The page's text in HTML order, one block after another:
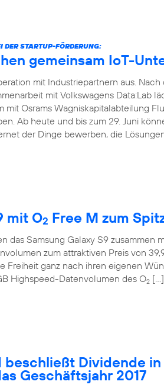
STARTUP-FÖRDERUNG:
gemeinsam IoT-
mit Industriepartnern aus. Nach
mit Volkswagens Data:Lab
mit Osrams Wagniskapitalabteilung
Ab heute und bis zum 29. Juni
der Dinge bewerben, die
mit O2 Free M zum
das Samsung Galaxy S9 zusammen
zum attraktiven Preis von
Freiheit ganz nach ihren eigenen
Highspeed-Datenvolumen des O2 […]
Dividende in
Geschäftsjahr 2017